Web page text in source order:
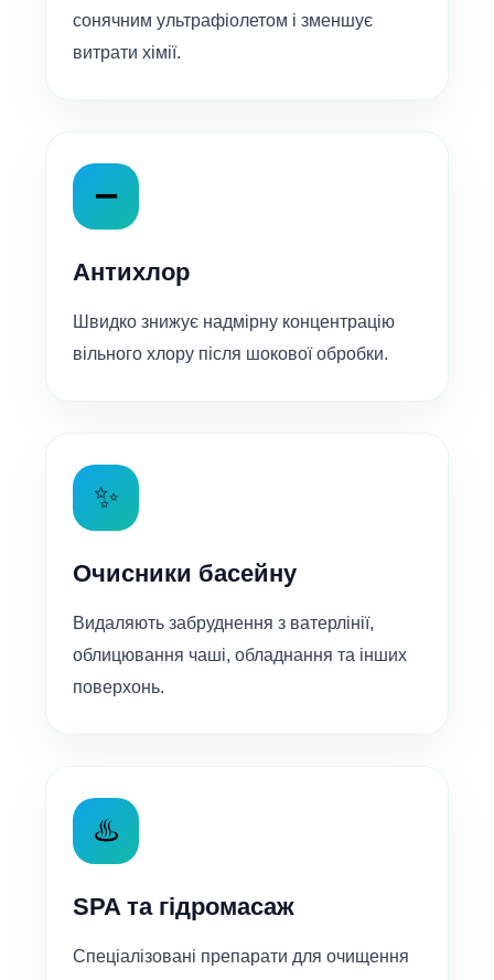
сонячним ультрафіолетом і зменшує
витрати хімії.
➖
Антихлор
Швидко знижує надмірну концентрацію
вільного хлору після шокової обробки.
✨
Очисники басейну
Видаляють забруднення з ватерлінії,
облицювання чаші, обладнання та інших
поверхонь.
♨️
SPA та гідромасаж
Спеціалізовані препарати для очищення